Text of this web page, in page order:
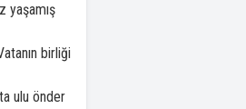
yaşamış
birliği
ulu önder